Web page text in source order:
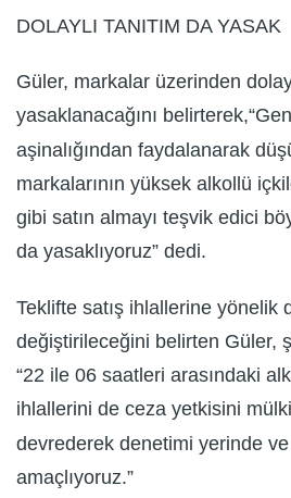
DOLAYLI TANITIM DA YASAK
Güler, markalar üzerinden
yasaklanacağını
aşinalığından faydalanarak
markalarının yüksek alkollü
gibi satın almayı teşvik edici
da yasaklıyoruz” dedi.
Teklifte satış ihlallerine yönelik
değiştirileceğini belirten Güler,
“22 ile 06 saatleri arasındaki
ihlallerini de ceza yetkisini
devrederek denetimi yerinde
amaçlıyoruz.”